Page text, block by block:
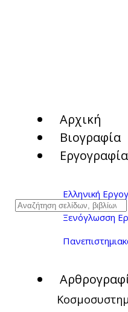
Αρχική
Βιογραφία
Εργογραφία
Ελληνική
Ξενόγλωσση